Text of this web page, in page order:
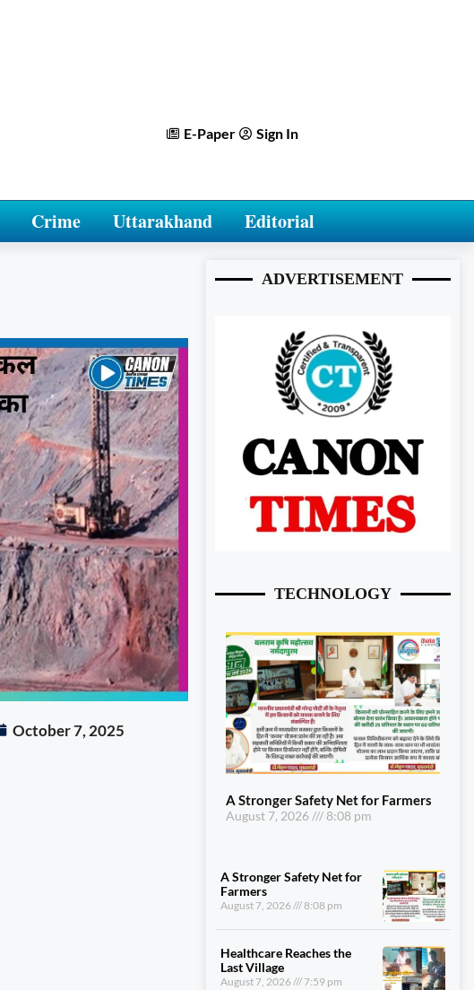
E-Paper Sign In
Crime Uttarakhand Editorial
October 7, 2025
ADVERTISEMENT
TECHNOLOGY
A Stronger Safety Net for Farmers
August 7, 2026 8:08 pm
A Stronger Safety Net for
Farmers
August 7, 2026 8:08 pm
Healthcare Reaches the
Last Village
August 7, 2026 7:59 pm